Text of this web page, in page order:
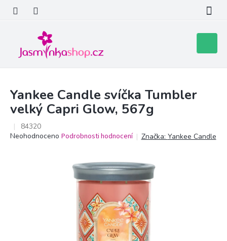
obsah
košík
Yankee Candle svíčka Tumbler
velký Capri Glow, 567g
84320
Průměrné
Neohodnoceno Podrobnosti hodnocení Značka: Yankee Candle